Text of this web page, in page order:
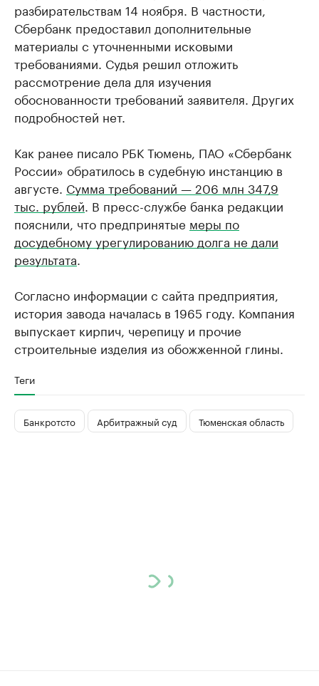
разбирательствам 14 ноября. В частности,
Сбербанк предоставил дополнительные
материалы с уточненными исковыми
требованиями. Судья решил отложить
рассмотрение дела для изучения
обоснованности требований заявителя. Других
подробностей нет.
Как ранее писало РБК Тюмень, ПАО «Сбербанк
России» обратилось в судебную инстанцию в
августе. Сумма требований — 206 млн 347,9
тыс. рублей . В пресс-службе банка редакции
пояснили, что предпринятые меры по
досудебному урегулированию долга не дали
результата
Согласно информации с сайта предприятия,
история завода началась в 1965 году. Компания
выпускает кирпич, черепицу и прочие
строительные изделия из обожженной глины. ​
Теги
Банкротсто Арбитражный суд Тюменская область